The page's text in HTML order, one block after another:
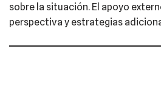
sobre la situación. El apoyo
perspectiva y estrategias